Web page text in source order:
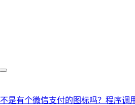
是有个微信支付的图标吗？程序